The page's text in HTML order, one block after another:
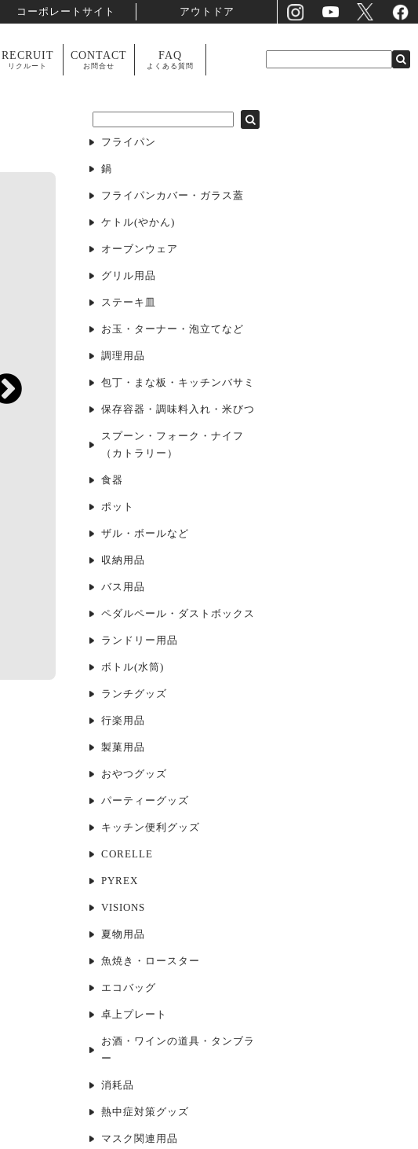
コーポレートサイト アウトドア
RECRUIT
リクルート
CONTACT
お問合せ
FAQ
よくある質問
フライパン
鍋
フライパンカバー・ガラス蓋
ケトル(やかん)
オーブンウェア
グリル用品
ステーキ皿
お玉・ターナー・泡立てなど
調理用品
包丁・まな板・キッチンバサミ
保存容器・調味料入れ・米びつ
スプーン・フォーク・ナイフ
（カトラリー）
食器
ポット
ザル・ボールなど
収納用品
バス用品
ペダルペール・ダストボックス
ランドリー用品
ボトル(水筒)
ランチグッズ
行楽用品
製菓用品
おやつグッズ
パーティーグッズ
キッチン便利グッズ
CORELLE
PYREX
VISIONS
夏物用品
魚焼き・ロースター
エコバッグ
卓上プレート
お酒・ワインの道具・タンブラ
ー
消耗品
熱中症対策グッズ
マスク関連用品